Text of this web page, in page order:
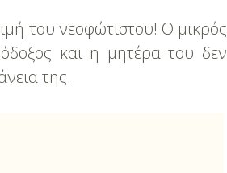
του νεοφώτιστου! O μικρός
και η μητέρα του δεν
της.